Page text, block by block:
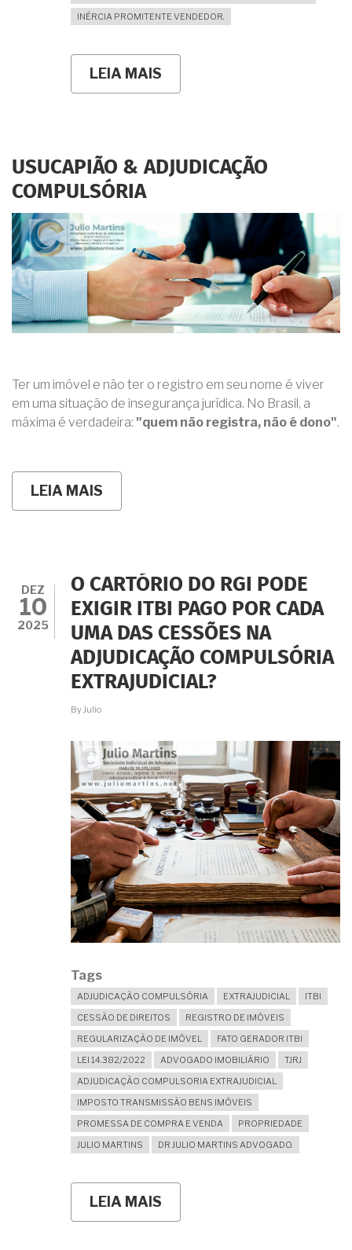
INÉRCIA PROMITENTE VENDEDOR.
LEIA MAIS
RECUSA
A
ESCRITURA
DEFINITIVA.
ADJUDICAÇÃO
COMPULSÓRIA
PODE
SER
A
SOLUÇÃO?
USUCAPIÃO & ADJUDICAÇÃO
COMPULSÓRIA
Ter um imóvel e não ter o registro em seu nome é viver
em uma situação de insegurança jurídica. No Brasil, a
máxima é verdadeira: "quem não registra, não é dono".
LEIA MAIS
USUCAPIÃO
DEZ
10
2025
O CARTÓRIO DO RGI PODE
EXIGIR ITBI PAGO POR CADA
UMA DAS CESSÕES NA
ADJUDICAÇÃO COMPULSÓRIA
EXTRAJUDICIAL?
ByJulio
Tags
ADJUDICAÇÃO COMPULSÓRIA EXTRAJUDICIAL
ITBI
CESSÃO DE DIREITOS
REGISTRO DE IMÓVEIS
REGULARIZAÇÃO DE IMÓVEL
FATO GERADOR ITBI
LEI 14.382/2022
ADVOGADO IMOBILIÁRIO
TJRJ
ADJUDICAÇÃO COMPULSORIA EXTRAJUDICIAL
IMPOSTO TRANSMISSÃO BENS IMÓVEIS
PROMESSA DE COMPRA E VENDA
PROPRIEDADE
JULIO MARTINS
DR JULIO MARTINS ADVOGADO.
LEIA MAIS